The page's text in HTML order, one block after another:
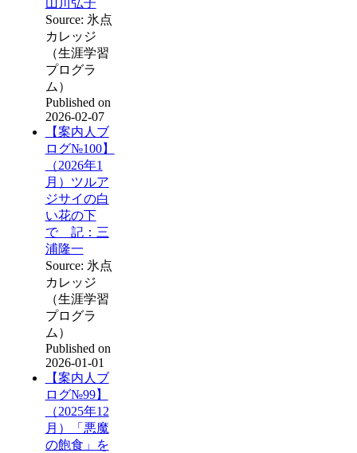
Source: 氷点
カレッジ
（生涯学習
プログラ
ム）
Published on
2026-02-07
【案内人ブ
ログ№100】
（2026年1
月）ツルア
ジサイの白
い花の下
で 記：三
浦隆一
Source: 氷点
カレッジ
（生涯学習
プログラ
ム）
Published on
2026-01-01
【案内人ブ
ログ№99】
（2025年12
月）「悪魔
の飽食」を